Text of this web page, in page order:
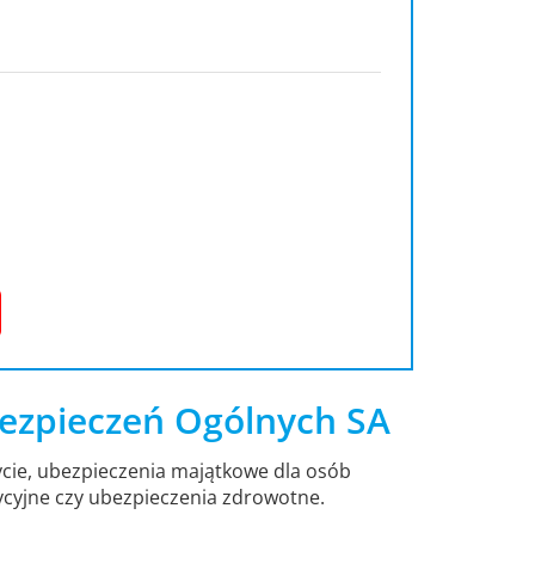
Ogólnych SA
ubezpieczenia majątkowe dla osób
czy ubezpieczenia zdrowotne.